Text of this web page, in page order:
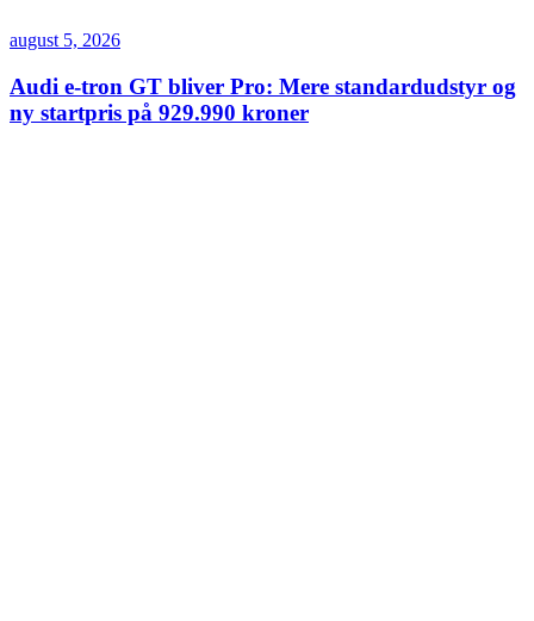
august 5, 2026
Audi e-tron GT bliver Pro: Mere standardudstyr og
ny startpris på 929.990 kroner